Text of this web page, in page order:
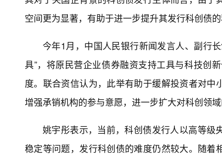
空间更为显著，有助于进一步提升其发行科创债
今年1月，中国人民银行新闻发言人、副行
具”，将原民营企业债券融资支持工具与科技创
度。联合资信认为，此举有助于缓解投资者对
增强承销机构的参与意愿，进一步扩大对科创领
姚宇彤表示，当前，科创债发行人以高等
稳定等问题，发行科创债的难度仍然较大。随